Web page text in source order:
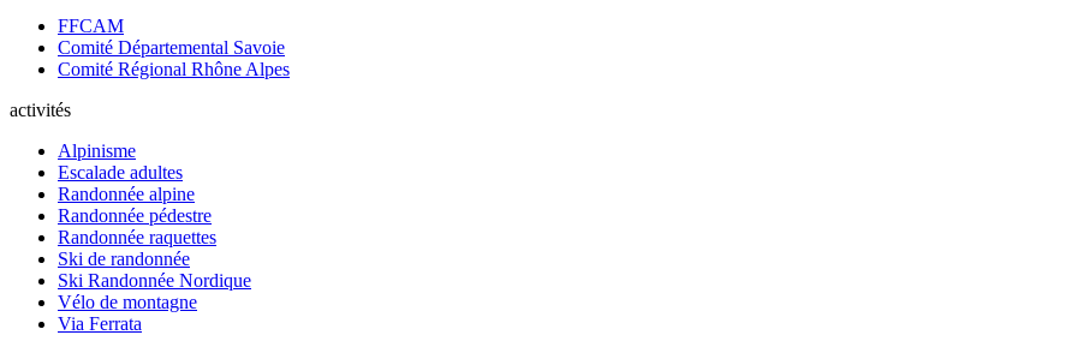
FFCAM
Comité Départemental Savoie
Comité Régional Rhône Alpes
activités
Alpinisme
Escalade adultes
Randonnée alpine
Randonnée pédestre
Randonnée raquettes
Ski de randonnée
Ski Randonnée Nordique
Vélo de montagne
Via Ferrata